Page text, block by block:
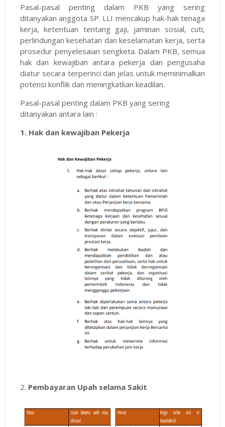
Pasal-pasal penting dalam PKB yang sering
ditanyakan anggota SP. LLI mencakup hak-hak tenaga
kerja, ketentuan tentang gaji, jaminan sosial, cuti,
perlindungan kesehatan dan keselamatan kerja, serta
prosedur penyelesaian sengketa. Dalam PKB, semua
hak dan kewajiban antara pekerja dan pengusaha
diatur secara terperinci dan jelas untuk meminimalkan
potensi konflik dan meningkatkan keadilan.
Pasal-pasal penting dalam PKB yang sering
ditanyakan antara lain :
1. Hak dan kewajiban Pekerja
2. Pembayaran Upah selama Sakit